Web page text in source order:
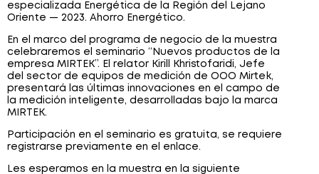
especializada Energética de la Región del Lejano
Oriente — 2023. Ahorro Energético.
En el marco del programa de negocio de la muestra
celebraremos el seminario “Nuevos productos de la
empresa MIRTEK”. El relator Kirill Khristofaridi, Jefe
del sector de equipos de medición de OOO Mirtek,
presentará las últimas innovaciones en el campo de
la medición inteligente, desarrolladas bajo la marca
MIRTEK.
Participación en el seminario es gratuita, se requiere
registrarse previamente en el enlace.
Les esperamos en la muestra en la siguiente